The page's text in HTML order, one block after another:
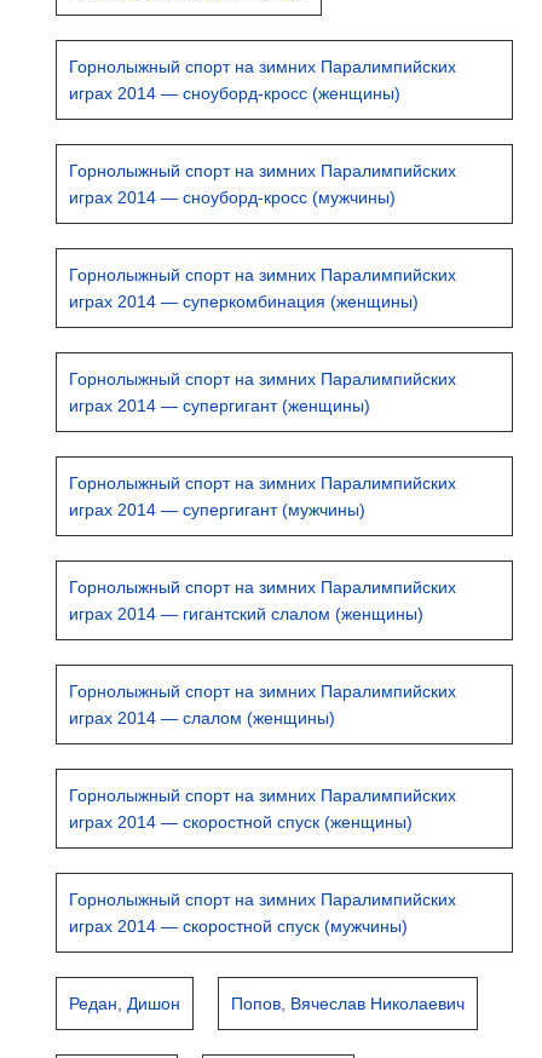
Горнолыжный спорт на зимних Паралимпийских
играх 2014 — сноуборд-кросс (женщины)
Горнолыжный спорт на зимних Паралимпийских
играх 2014 — сноуборд-кросс (мужчины)
Горнолыжный спорт на зимних Паралимпийских
играх 2014 — суперкомбинация (женщины)
Горнолыжный спорт на зимних Паралимпийских
играх 2014 — супергигант (женщины)
Горнолыжный спорт на зимних Паралимпийских
играх 2014 — супергигант (мужчины)
Горнолыжный спорт на зимних Паралимпийских
играх 2014 — гигантский слалом (женщины)
Горнолыжный спорт на зимних Паралимпийских
играх 2014 — слалом (женщины)
Горнолыжный спорт на зимних Паралимпийских
играх 2014 — скоростной спуск (женщины)
Горнолыжный спорт на зимних Паралимпийских
играх 2014 — скоростной спуск (мужчины)
Редан, Дишон Попов, Вячеслав Николаевич